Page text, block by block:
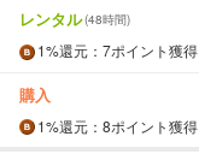
レンタル(48時間)
1%還元 ：7ポイント獲得
購入
1%還元 ：8ポイント獲得